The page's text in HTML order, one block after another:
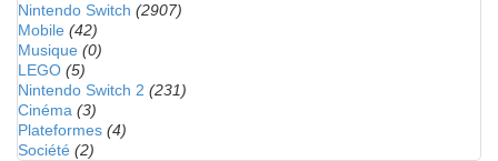
Nintendo Switch (2907)
Mobile (42)
Musique (0)
LEGO (5)
Nintendo Switch 2 (231)
Cinéma (3)
Plateformes (4)
Société (2)